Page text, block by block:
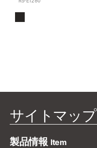
サイトマップ
製品情報 Item